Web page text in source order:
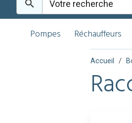
Pompes Réchauffeurs
Accueil